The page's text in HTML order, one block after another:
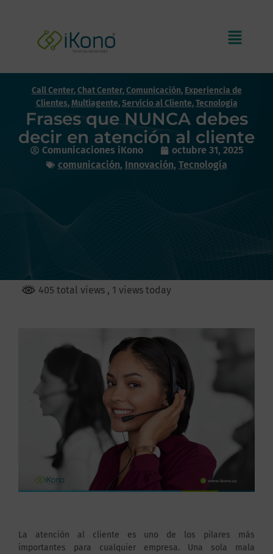
Call Center,Chat Center,Comunicación, Experiencia de
Clientes,Multiagente,Servicio al Cliente,Tecnología
Frases que NUNCA debes
decir en atención al cliente
Comunicaciones iKono
octubre 31, 2025
comunicación, Innovación, Tecnología
405 total views , 1 views today
La atención al cliente es uno de los pilares más
importantes para cualquier empresa. Una sola mala